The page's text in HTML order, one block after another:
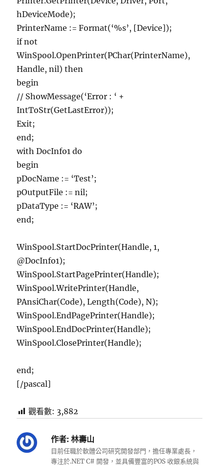
hDeviceMode);
PrinterName := Format(‘%s’, [Device]);
if not
WinSpool.OpenPrinter(PChar(PrinterName),
Handle, nil) then
begin
// ShowMessage(‘Error : ‘ +
IntToStr(GetLastError));
Exit;
end;
with DocInfo1 do
begin
pDocName := ‘Test’;
pOutputFile := nil;
pDataType := ‘RAW’;
end;
WinSpool.StartDocPrinter(Handle, 1,
@DocInfo1);
WinSpool.StartPagePrinter(Handle);
WinSpool.WritePrinter(Handle,
PAnsiChar(Code), Length(Code), N);
WinSpool.EndPagePrinter(Handle);
WinSpool.EndDocPrinter(Handle);
WinSpool.ClosePrinter(Handle);
end;
[/pascal]
觀看數: 3,882
作者: 林壽山
目前任職於軟體公司研究開發部門，擔任專業處長，
專注於.NET C# 開發，並具備豐富的POS 收銀系統與